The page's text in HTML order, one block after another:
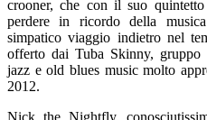
crooner, che con il suo
perdere in ricordo della
simpatico viaggio indietro nel
offerto dai Tuba Skinny, gruppo
jazz e old blues music molto
2012.
Nick the Nightfly,